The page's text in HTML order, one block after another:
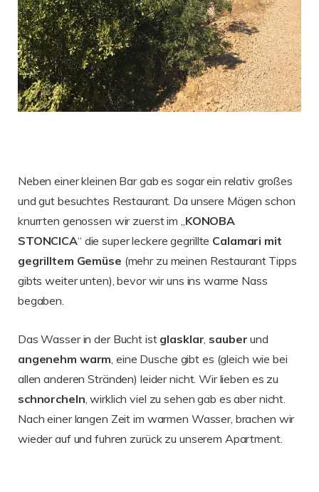
Neben einer kleinen Bar gab es sogar ein relativ großes
und gut besuchtes Restaurant. Da unsere Mägen schon
knurrten genossen wir zuerst im „KONOBA
STONCICA“ die super leckere gegrillte Calamari mit
gegrilltem Gemüse (mehr zu meinen Restaurant Tipps
gibts weiter unten), bevor wir uns ins warme Nass
begaben.
Das Wasser in der Bucht ist glasklar, sauber und
angenehm warm, eine Dusche gibt es (gleich wie bei
allen anderen Stränden) leider nicht. Wir lieben es zu
schnorcheln, wirklich viel zu sehen gab es aber nicht.
Nach einer langen Zeit im warmen Wasser, brachen wir
wieder auf und fuhren zurück zu unserem Apartment.